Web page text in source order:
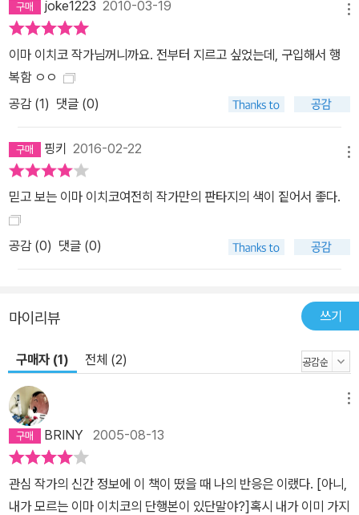
joke1223 2010-03-19
이마 이치코 작가님꺼니까요. 전부터 지르고 싶었는데, 구입해서 행
복함 ㅇㅇ
공감 (1) 댓글 (0)
핑키 2016-02-22
믿고 보는 이마 이치코여전히 작가만의 판타지의 색이 짙어서 좋다.
공감 (0) 댓글 (0)
마이리뷰 쓰기
구매자 (1) 전체 (2)
BRINY 2005-08-13
관심 작가의 신간 정보에 이 책이 떴을 때 나의 반응은 이랬다. [아니,
내가 모르는 이마 이치코의 단행본이 있단말야?]혹시 내가 이미 가지